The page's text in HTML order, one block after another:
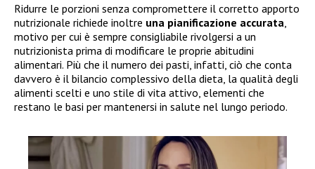
Ridurre le porzioni senza compromettere il corretto apporto
nutrizionale richiede inoltre una pianificazione accurata
motivo per cui è sempre consigliabile rivolgersi a un
nutrizionista prima di modificare le proprie abitudini
alimentari. Più che il numero dei pasti, infatti, ciò che conta
davvero è il bilancio complessivo della dieta, la qualità degli
alimenti scelti e uno stile di vita attivo, elementi che
restano le basi per mantenersi in salute nel lungo periodo.